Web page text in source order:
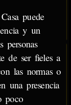
puede
y un
personas
de ser fieles a
las normas o
una presencia
poco